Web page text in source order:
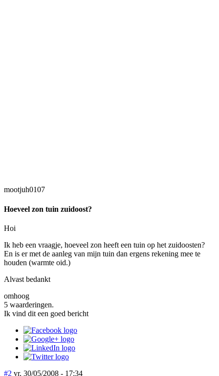
mootjuh0107
Hoeveel zon tuin zuidoost?
Hoi
Ik heb een vraagje, hoeveel zon heeft een tuin op het zuidoosten?
En is er met de aanleg van mijn tuin dan ergens rekening mee te
houden (warmte oid.)
Alvast bedankt
omhoog
5 waarderingen.
Ik vind dit een goed bericht
#2 vr, 30/05/2008 - 17:34